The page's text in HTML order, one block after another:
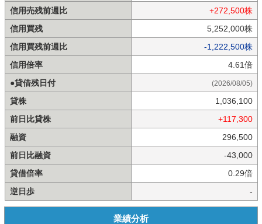
信用売残前週比
+272,500株
信用買残
5,252,000株
信用買残前週比
-1,222,500株
信用倍率
4.61倍
●貸借残日付
(2026/08/05)
貸株
1,036,100
前日比貸株
+117,300
融資
296,500
前日比融資
-43,000
貸借倍率
0.29倍
逆日歩
-
業績分析